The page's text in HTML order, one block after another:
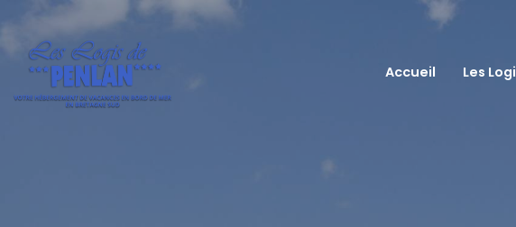
Accueil Les
Précédent